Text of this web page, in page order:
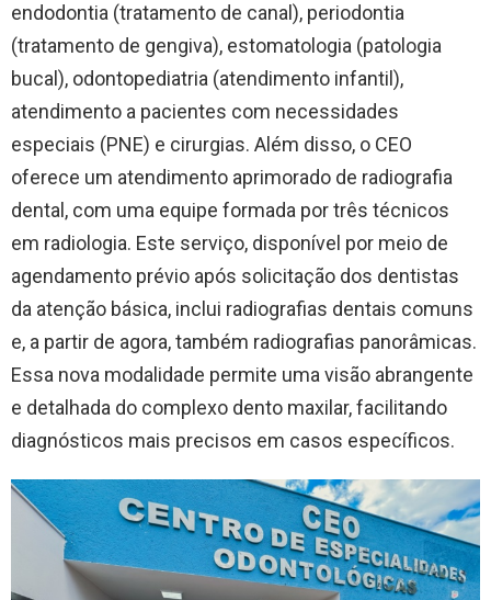
endodontia (tratamento de canal), periodontia
(tratamento de gengiva), estomatologia (patologia
bucal), odontopediatria (atendimento infantil),
atendimento a pacientes com necessidades
especiais (PNE) e cirurgias. Além disso, o CEO
oferece um atendimento aprimorado de radiografia
dental, com uma equipe formada por três técnicos
em radiologia. Este serviço, disponível por meio de
agendamento prévio após solicitação dos dentistas
da atenção básica, inclui radiografias dentais comuns
e, a partir de agora, também radiografias panorâmicas.
Essa nova modalidade permite uma visão abrangente
e detalhada do complexo dento maxilar, facilitando
diagnósticos mais precisos em casos específicos.